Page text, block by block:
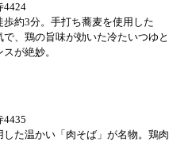
4424
歩約3分。手打ち蕎麦を使用した
で、鶏の旨味が効いた冷たいつゆと
が絶妙。
4435
した温かい「肉そば」が名物。鶏肉